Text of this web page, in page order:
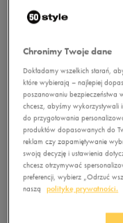
Chronimy Twoje dane
Dokładamy wszelkich starań,
które wybierają – najlepiej
poszanowaniu bezpieczeństwa
chcesz, abyśmy wykorzystywali
do przygotowania
produktów dopasowanych do
reklam czy zapamiętywanie
swoją decyzję i ustawienia
chcesz otrzymywać
preferencji, wybierz „Odrzuć
naszą
politykę prywatności.